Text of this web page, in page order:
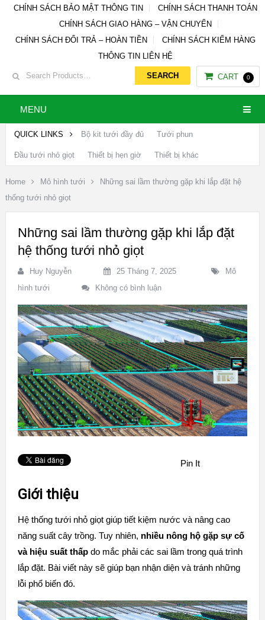
CHÍNH SÁCH BẢO MẬT THÔNG TIN
CHÍNH SÁCH THANH TOÁN
CHÍNH SÁCH GIAO HÀNG – VẬN CHUYỂN
CHÍNH SÁCH ĐỔI TRẢ – HOÀN TIỀN
CHÍNH SÁCH KIỂM HÀNG
THÔNG TIN LIÊN HỆ
CART 0
MENU
QUICK LINKS Bộ kit tưới đầy đủ Tưới phun
Đầu tưới nhỏ giọt Thiết bị hẹn giờ Thiết bị khác
Home Mô hình tưới
Những sai lầm thường gặp khi lắp đặt hệ
thống tưới nhỏ giọt
Những sai lầm thường gặp khi lắp đặt
hệ thống tưới nhỏ giọt
Huy Nguyễn 25 Tháng 7, 2025
Mô
hình tưới
Không có bình luận
Pin It
Giới thiệu
Hệ thống tưới nhỏ giọt giúp tiết kiệm nước và nâng cao
năng suất cây trồng. Tuy nhiên, nhiều nông hộ gặp sự cố
và hiệu suất thấpdo mắc phải các sai lầm trong quá trình
lắp đặt. Bài viết này sẽ giúp bạn nhận diện và tránh những
lỗi phổ biến đó.